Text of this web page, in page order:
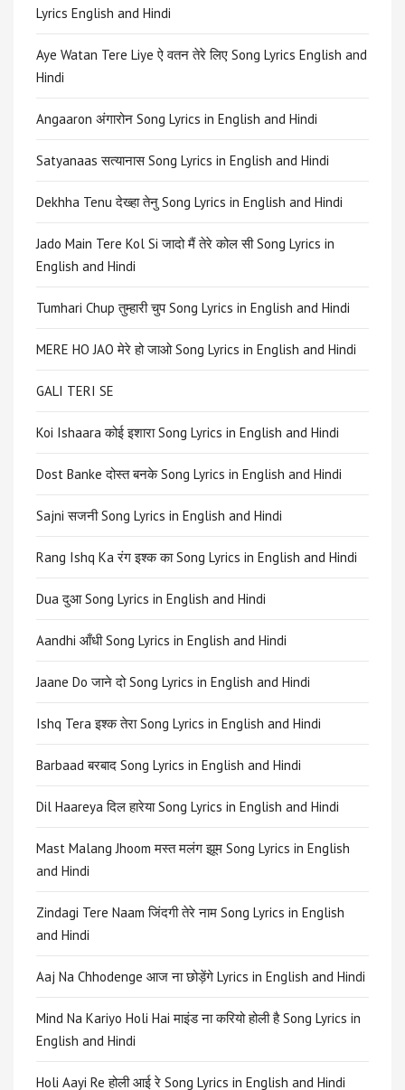
Lyrics English and Hindi
Aye Watan Tere Liye ऐ वतन तेरे लिए Song Lyrics English and
Hindi
Angaaron अंगारोन Song Lyrics in English and Hindi
Satyanaas सत्यानास Song Lyrics in English and Hindi
Dekhha Tenu देख्हा तेनु Song Lyrics in English and Hindi
Jado Main Tere Kol Si जादो मैं तेरे कोल सी Song Lyrics in
English and Hindi
Tumhari Chup तुम्हारी चुप Song Lyrics in English and Hindi
MERE HO JAO मेरे हो जाओ Song Lyrics in English and Hindi
GALI TERI SE
Koi Ishaara कोई इशारा Song Lyrics in English and Hindi
Dost Banke दोस्त बनके Song Lyrics in English and Hindi
Sajni सजनी Song Lyrics in English and Hindi
Rang Ishq Ka रंग इश्क का Song Lyrics in English and Hindi
Dua दुआ Song Lyrics in English and Hindi
Aandhi आँधी Song Lyrics in English and Hindi
Jaane Do जाने दो Song Lyrics in English and Hindi
Ishq Tera इश्क तेरा Song Lyrics in English and Hindi
Barbaad बरबाद Song Lyrics in English and Hindi
Dil Haareya दिल हारेया Song Lyrics in English and Hindi
Mast Malang Jhoom मस्त मलंग झूम Song Lyrics in English
and Hindi
Zindagi Tere Naam जिंदगी तेरे नाम Song Lyrics in English
and Hindi
Aaj Na Chhodenge आज ना छोड़ेंगे Lyrics in English and Hindi
Mind Na Kariyo Holi Hai माइंड ना करियो होली है Song Lyrics in
English and Hindi
Holi Aayi Re होली आई रे Song Lyrics in English and Hindi